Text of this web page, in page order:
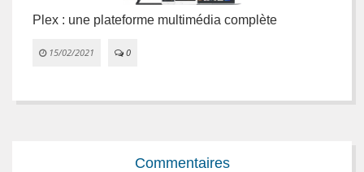
Plex : une plateforme multimédia complète
15/02/2021 0
Commentaires